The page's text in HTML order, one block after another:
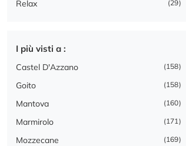
Relax 29
I più visti a :
Castel D'Azzano 158
Goito 158
Mantova 160
Marmirolo 171
Mozzecane 169